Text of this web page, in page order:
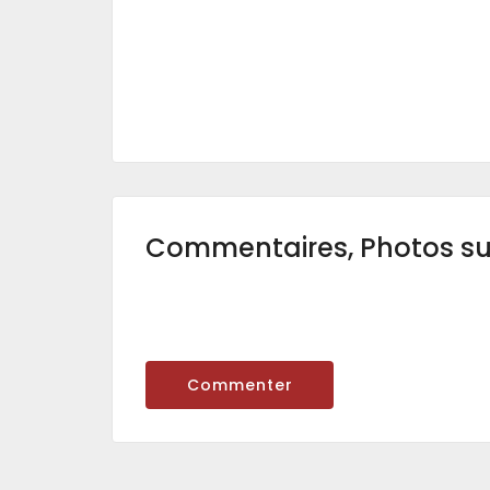
Commentaires, Photos
Commenter